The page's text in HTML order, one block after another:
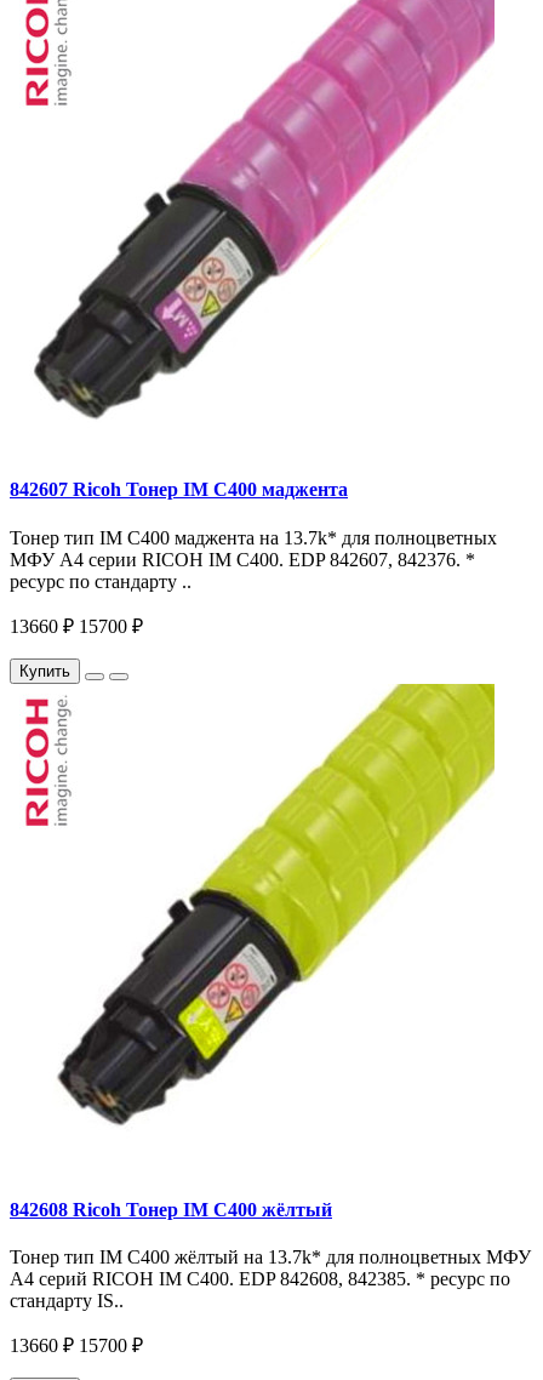
842607 Ricoh Тонер IM C400 маджента
Тонер тип IM C400 маджента на 13.7k* для полноцветных
МФУ A4 серии RICOH IM С400. EDP 842607, 842376. *
ресурс по стандарту ..
13660 ₽ 15700 ₽
Купить
842608 Ricoh Тонер IM C400 жёлтый
Тонер тип IM C400 жёлтый на 13.7k* для полноцветных МФУ
A4 серий RICOH IM С400. EDP 842608, 842385. * ресурс по
стандарту IS..
13660 ₽ 15700 ₽